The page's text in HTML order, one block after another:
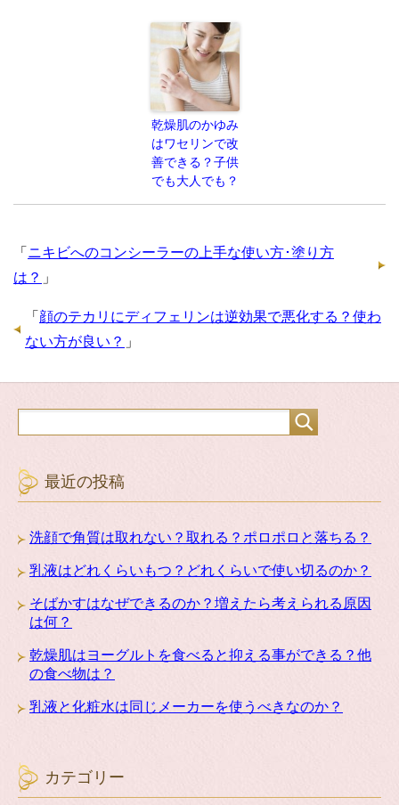
乾燥肌のかゆみ
はワセリンで改
善できる？子供
でも大人でも？
「 ニキビへのコンシーラーの上手な使い方･塗り方
は？ 」
「 顔のテカリにディフェリンは逆効果で悪化する？使わ
ない方が良い？ 」
最近の投稿
洗顔で角質は取れない？取れる？ポロポロと落ちる？
乳液はどれくらいもつ？どれくらいで使い切るのか？
そばかすはなぜできるのか？増えたら考えられる原因
は何？
乾燥肌はヨーグルトを食べると抑える事ができる？他
の食べ物は？
乳液と化粧水は同じメーカーを使うべきなのか？
カテゴリー